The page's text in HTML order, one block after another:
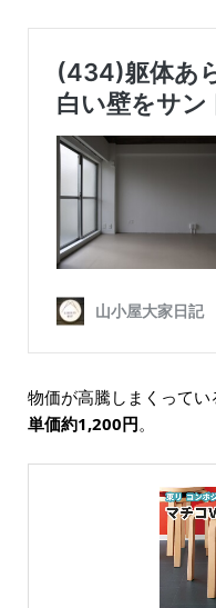
物価が高騰しまくって
単価約1,200円。